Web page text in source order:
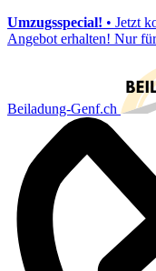
Umzugsspecial! • Jetzt
Angebot erhalten! Nur
Beiladung-Genf.ch